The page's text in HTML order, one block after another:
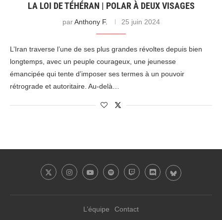
LA LOI DE TÉHÉRAN | POLAR À DEUX VISAGES
parAnthony F. 25 juin 2024
L’Iran traverse l’une de ses plus grandes révoltes depuis bien
longtemps, avec un peuple courageux, une jeunesse
émancipée qui tente d’imposer ses termes à un pouvoir
rétrograde et autoritaire. Au-delà…
L’équipe Contact